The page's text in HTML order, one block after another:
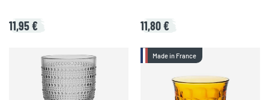
11,95 € 11,80 €
Made in France